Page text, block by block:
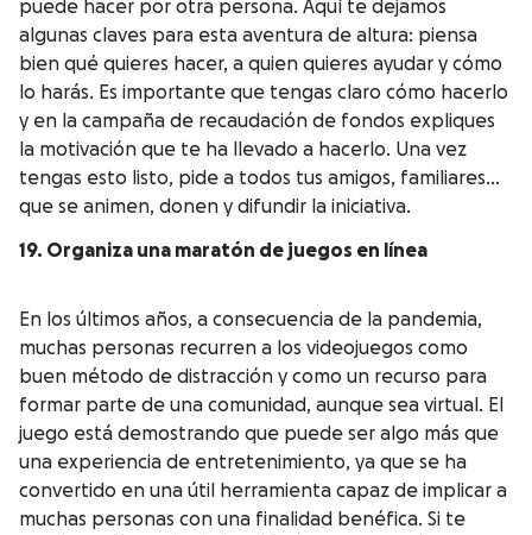
puede hacer por otra persona. Aquí te dejamos
algunas claves para esta aventura de altura: piensa
bien qué quieres hacer, a quien quieres ayudar y cómo
lo harás. Es importante que tengas claro cómo hacerlo
y en la campaña de recaudación de fondos expliques
la motivación que te ha llevado a hacerlo. Una vez
tengas esto listo, pide a todos tus amigos, familiares…
que se animen, donen y difundir la iniciativa.
19. Organiza una maratón de juegos en línea
En los últimos años, a consecuencia de la pandemia,
muchas personas recurren a los videojuegos como
buen método de distracción y como un recurso para
formar parte de una comunidad, aunque sea virtual. El
juego está demostrando que puede ser algo más que
una experiencia de entretenimiento, ya que se ha
convertido en una útil herramienta capaz de implicar a
muchas personas con una finalidad benéfica. Si te